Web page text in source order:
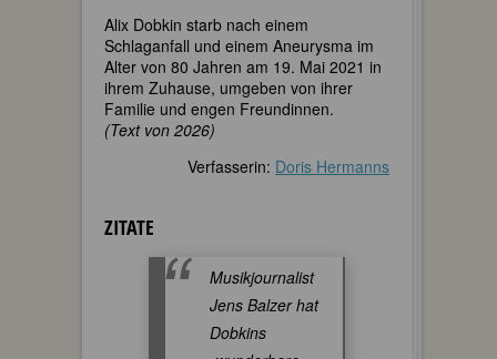
Alix Dobkin starb nach einem
Schlaganfall und einem Aneurysma im
Alter von 80 Jahren am 19. Mai 2021 in
ihrem Zuhause, umgeben von ihrer
Familie und engen Freundinnen.
(Text von 2026)
Verfasserin: Doris Hermanns
ZITATE
Musikjournalist
Jens Balzer hat
Dobkins